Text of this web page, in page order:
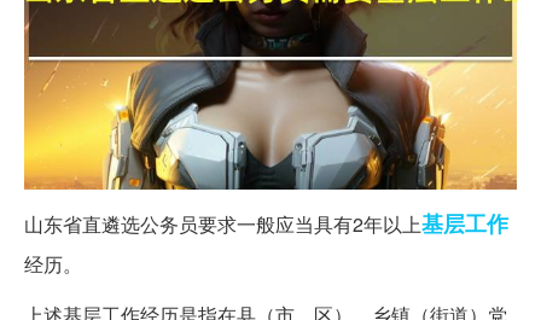
山东省直遴选公务员要求一般应当具有2年以上基层工作
经历。
上述基层工作经历是指在县（市、区）、乡镇（街道）党